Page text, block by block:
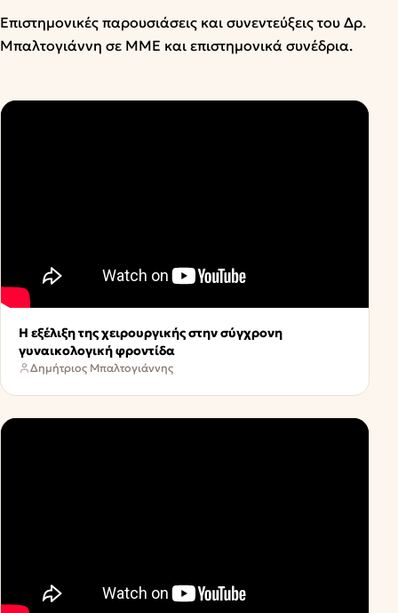
Επιστημονικές παρουσιάσεις και συνεντεύξεις του Δρ.
Μπαλτογιάννη σε ΜΜΕ και επιστημονικά συνέδρια.
Η εξέλιξη της χειρουργικής στην σύγχρονη
γυναικολογική φροντίδα
Δημήτριος Μπαλτογιάννης